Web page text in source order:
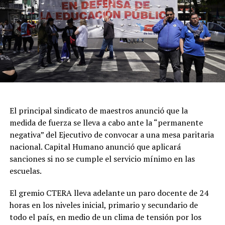
denuncia por averiguación de paradero.
A las 03.51 ingresó un llamado al 911 informando que
habría personas en un balneario donde habría sido la
supuesta entrevista laboral. Tras el arribo del móvil
policial, dos hombres se estaban dando a la fuga, hasta
que fueron detenidos en las inmediaciones del Balneario
Waikiki.
Luego, se realizó un relevamiento en el predio, donde se
encontró el cuerpo de la joven, atado con cables y se
determinó que ambos sospechosos presentaban lesiones
compatibles con una defensa por parte de Mailén.
Los primeros resultados de la autopsia
El informe preliminar, que fue recibido por la Unidad
Funcional de Instrucción N°7, también reveló que la
víctima presentaba golpes en la cara y en ambos brazos,
además de otros cortes de menor gravedad,
El principal sindicato de maestros anunció que la
medida de fuerza se lleva a cabo ante la “permanente
negativa” del Ejecutivo de convocar a una mesa paritaria
nacional. Capital Humano anunció que aplicará
sanciones si no se cumple el servicio mínimo en las
escuelas.
El gremio CTERA lleva adelante un paro docente de 24
horas en los niveles inicial, primario y secundario de
todo el país, en medio de un clima de tensión por los